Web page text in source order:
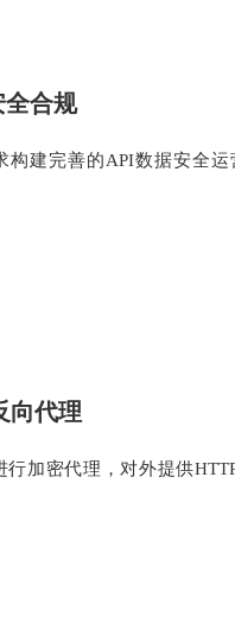
全合规
构建完善的API数据安全运
向代理
加密代理，对外提供